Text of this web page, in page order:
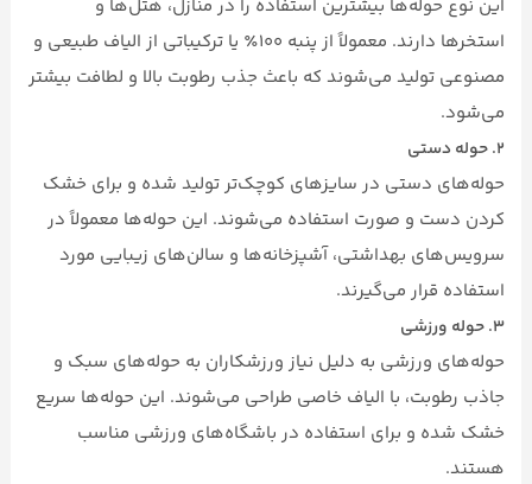
این نوع حوله‌ها بیشترین استفاده را در منازل، هتل‌ها و
استخرها دارند. معمولاً از پنبه ۱۰۰٪ یا ترکیباتی از الیاف طبیعی و
مصنوعی تولید می‌شوند که باعث جذب رطوبت بالا و لطافت بیشتر
می‌شود.
۲. حوله دستی
حوله‌های دستی در سایزهای کوچک‌تر تولید شده و برای خشک
کردن دست و صورت استفاده می‌شوند. این حوله‌ها معمولاً در
سرویس‌های بهداشتی، آشپزخانه‌ها و سالن‌های زیبایی مورد
استفاده قرار می‌گیرند.
۳. حوله ورزشی
حوله‌های ورزشی به دلیل نیاز ورزشکاران به حوله‌های سبک و
جاذب رطوبت، با الیاف خاصی طراحی می‌شوند. این حوله‌ها سریع
خشک شده و برای استفاده در باشگاه‌های ورزشی مناسب
هستند.